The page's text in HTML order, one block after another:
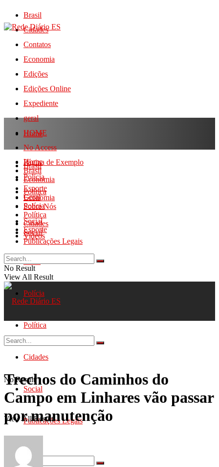
Brasil
Cidades
Contatos
Economia
Edições
Edições Online
Expediente
geral
HOME
No Access
Página de Exemplo
Polícia
Política
Sobre Nós
Social
Videos
Home
Brasil
Economia
Esporte
Geral
Polícia
Política
Cidades
Social
Publicações Legais
Home
Brasil
Economia
Esporte
Geral
Polícia
Política
Cidades
Social
Publicações Legais
No Result
View All Result
No Result
View All Result
Trechos do Caminhos do
Campo em Linhares vão passar
por manutenção